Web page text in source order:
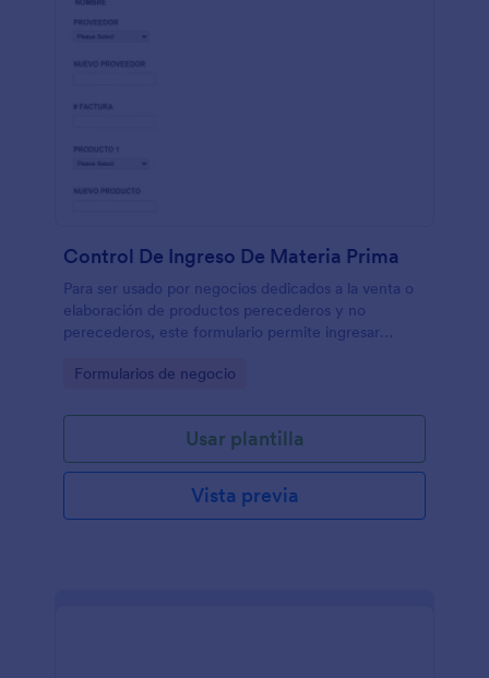
Control De Ingreso De Materia Prima
Para ser usado por negocios dedicados a la venta o
elaboración de productos perecederos y no
perecederos, este formulario permite ingresar
de vencimiento, temperatura de empaque,
Go to Category:
Formularios de negocio
Usar plantilla
Vista previa